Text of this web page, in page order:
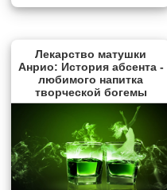
Лекарство матушки
Анрио: История абсента -
любимого напитка
творческой богемы